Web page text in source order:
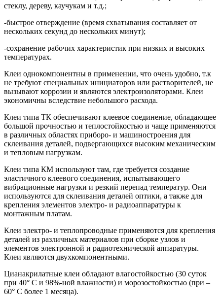
стеклу, дереву, каучукам и т.д.;
-быстрое отверждение (время схватывания составляет от
нескольких секунд до нескольких минут);
-сохранение рабочих характеристик при низких и высоких
температурах.
Клеи однокомпонентны в применении, что очень удобно, т.к
не требуют специальных инициаторов или растворителей, не
вызывают коррозии и являются электроизоляторами. Клеи
экономичны вследствие небольшого расхода.
Клеи типа ТК обеспечивают клеевое соединение, обладающее
большой прочностью и теплостойкостью и чаще применяются
в различных областях приборо- и машиностроения для
склеивания деталей, подвергающихся высоким механическим
и тепловым нагрузкам.
Клеи типа КМ используют там, где требуется создание
эластичного клеевого соединения, испытывающего
вибрационные нагрузки и резкий перепад температур. Они
используются для склеивания деталей оптики, а также для
крепления элементов электро- и радиоаппаратуры к
монтажным платам.
Клеи электро- и теплопроводные применяются для крепления
деталей из различных материалов при сборке узлов и
элементов электронной и радиотехнической аппаратуры.
Клеи являются двухкомпонентными.
Цианакрилатные клеи обладают влагостойкостью (30 суток
при 40° C и 98%-ной влажности) и морозостойкостью (при –
60° C более 1 месяца).